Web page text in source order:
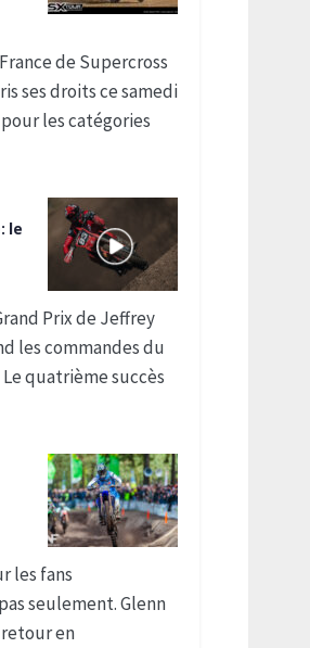
de Supercross
ses droits ce samedi
les catégories
le
Prix de Jeffrey
les commandes du
Le quatrième succès
les fans
seulement. Glenn
en